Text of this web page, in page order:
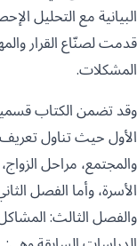
البيانية مع التحليل
قدمت لصنّاع القرار
المشكلات.
وقد تضمن الكتاب
الأول حيث تناول تعريف
والمجتمع، مراحل
الأسرة، وأما الفصل
والفصل الثالث: